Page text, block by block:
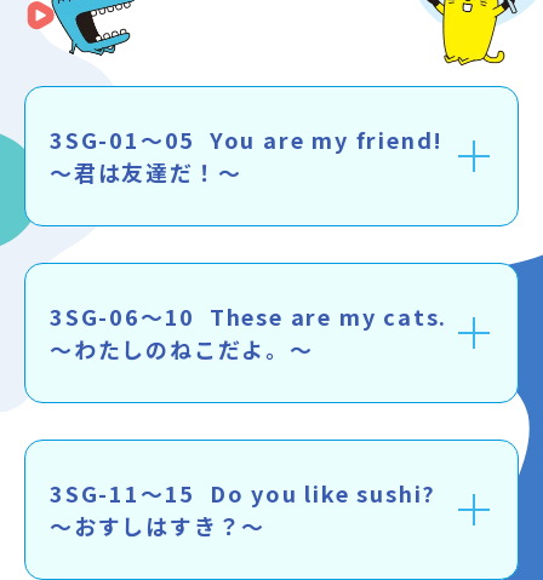
📢音声ダウンロード
受講までの流れ
お知らせ
アクセス
採用情報
マイページログイン
3SG-01～05 You are my friend!
～君は友達だ！～
3SG-06～10 These are my cats.
～わたしのねこだよ。～
3SG-11～15 Do you like sushi?
～おすしはすき？～